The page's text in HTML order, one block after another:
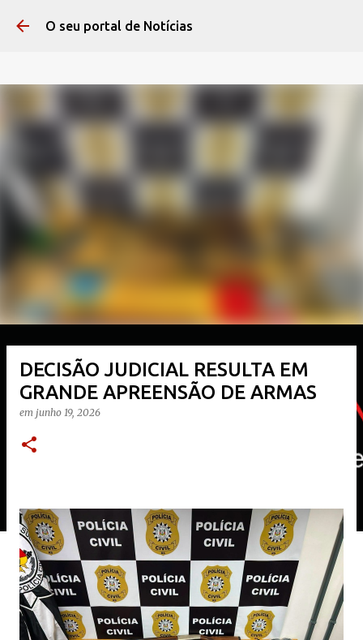
O seu portal de Notícias
DECISÃO JUDICIAL RESULTA EM
GRANDE APREENSÃO DE ARMAS
em junho 19, 2026